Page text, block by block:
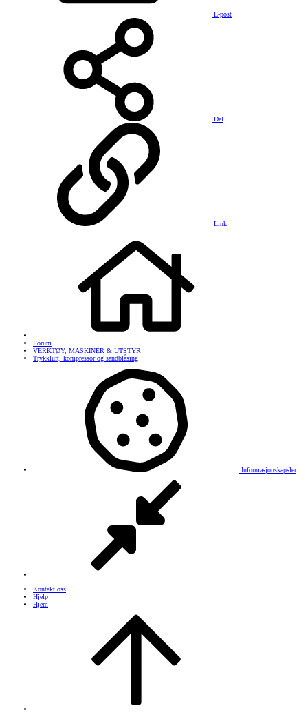
E-post
Del
Link
Forum
VERKTØY, MASKINER & UTSTYR
Trykkluft, kompressor og sandblåsing
Informasjonskapsler
Kontakt oss
Hjelp
Hjem